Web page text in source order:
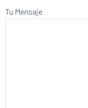
Tu Mensaje